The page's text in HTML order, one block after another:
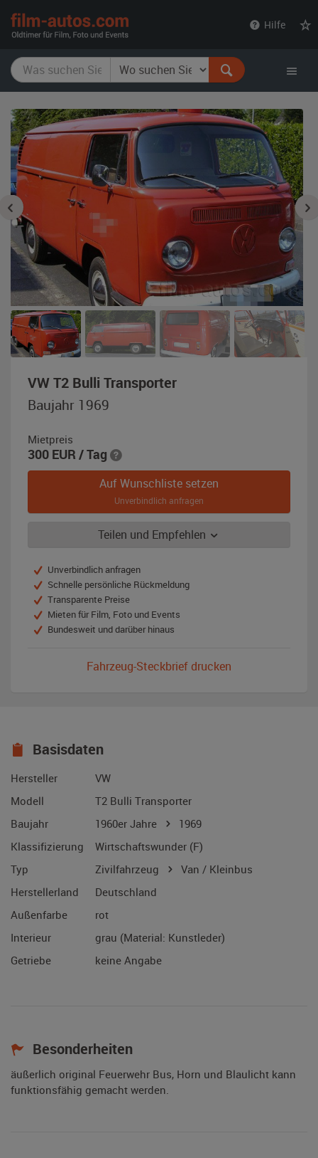
Hilfe
VW T2 Bulli Transporter,
Baujahr 1969
Mietpreis
300 EUR / Tag
Auf Wunschliste setzen
Unverbindlich anfragen
Teilen und Empfehlen
Unverbindlich anfragen
Schnelle persönliche Rückmeldung
Transparente Preise
Mieten für Film, Foto und Events
Bundesweit und darüber hinaus
Fahrzeug-Steckbrief drucken
Basisdaten
Hersteller
VW
Modell
T2 Bulli Transporter
Baujahr
1960er Jahre
1969
Klassifizierung
Wirtschaftswunder (F)
Typ
Zivilfahrzeug
Van / Kleinbus
Herstellerland
Deutschland
Außenfarbe
rot
Interieur
grau (Material: Kunstleder)
Getriebe
keine Angabe
Besonderheiten
äußerlich original Feuerwehr Bus, Horn und Blaulicht kann
funktionsfähig gemacht werden.